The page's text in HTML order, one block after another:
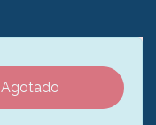
Agotado